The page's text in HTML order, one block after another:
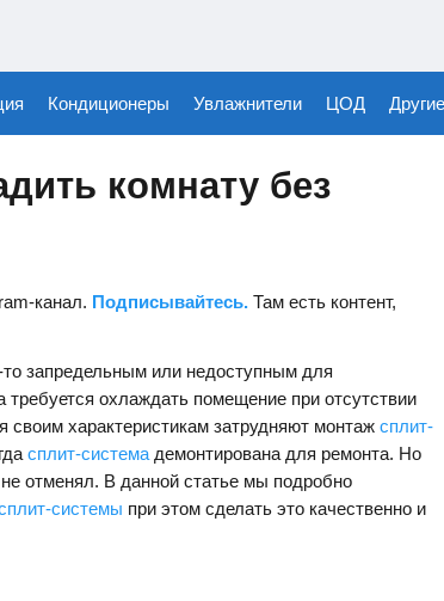
Кондиционеры Увлажнители ЦОД
комнату без
канал. Подписывайтесь. Там есть контент,
то запредельным или недоступным для
требуется охлаждать помещение при отсутствии
характеристикам затрудняют монтаж сплит-
сплит-система демонтирована для ремонта. Но
отменял. В данной статье мы подробно
системы при этом сделать это качественно и